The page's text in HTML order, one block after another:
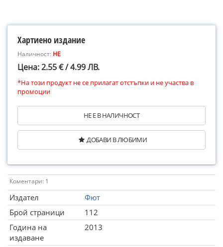
Хартиено издание
Наличност: НЕ
Цена: 2.55 € / 4.99 ЛВ.
*На този продукт не се прилагат отстъпки и не участва в
промоции
НЕ Е В НАЛИЧНОСТ
ДОБАВИ В ЛЮБИМИ
Коментари: 1
Издател
Фют
Брой страници
112
Година на
издаване
2013